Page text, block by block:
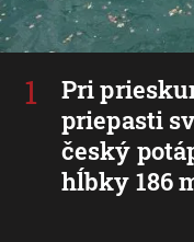
Pri
priepasti
český
hĺbky 186